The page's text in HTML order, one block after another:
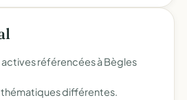
référencées à Bègles
thématiques différentes.